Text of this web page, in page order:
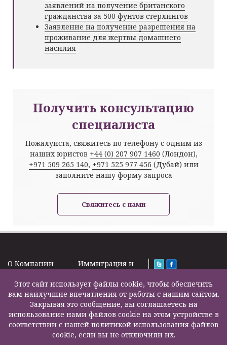
заявлений на получение британского
гражданства за 500 фунтов стерлингов
Заявление на получение разрешения на
проживание для жертвы домашнего
насилия
Получить консультацию
специалиста
Пожалуйста, свяжитесь по телефону с одним из
наших юристов +44 (0) 207 907 1460 (Лондон),
+971 509 265 140, +971 525 977 456 (Дубай) или
заполните нашу форму запроса
Свяжитесь с нами
O Kомпании
Подписка на
новости
Задать вопрос
Карта сайта
Контакты
Иммиграция и
Налоги и пенсии
Бизнес услуги
Недвижимость
Образование
Страхование
жизни
2000 – 2026©
F200500002
Этот сайт использует файлы cookie, чтобы обеспечить
вам наилучшие впечатления от работы с нашим сайтом.
Закрывая это сообщение, вы соглашаетесь на
использование нами файлов cookie на этом устройстве в
соответствии с нашей политикой использования файлов
cookie, если вы не отключили их.